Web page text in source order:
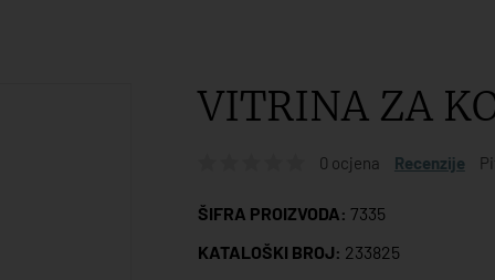
VITRINA ZA
0 ocjena Recenzije
ŠIFRA PROIZVODA: 7335
KATALOŠKI BROJ: 233825